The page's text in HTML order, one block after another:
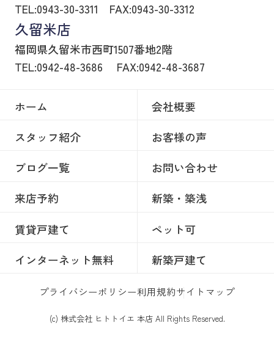
TEL:0943-30-3311
FAX:0943-30-3312
久留米店
福岡県久留米市西町1507番地2階
TEL:0942-48-3686
FAX:0942-48-3687
ホーム
会社概要
スタッフ紹介
お客様の声
ブログ一覧
お問い合わせ
来店予約
新築・築浅
賃貸戸建て
ペット可
インターネット無料
新築戸建て
プライバシーポリシー利用規約サイトマップ
(c) 株式会社 ヒトトイエ 本店 All Rights Reserved.